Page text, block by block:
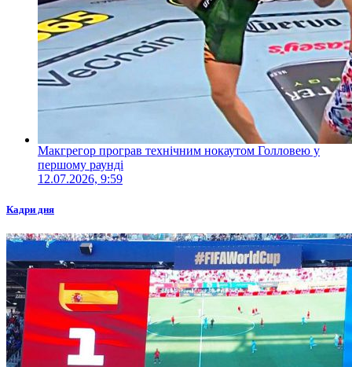
Макгрегор програв технічним нокаутом Голловею у
першому раунді
12.07.2026, 9:59
Кадри дня